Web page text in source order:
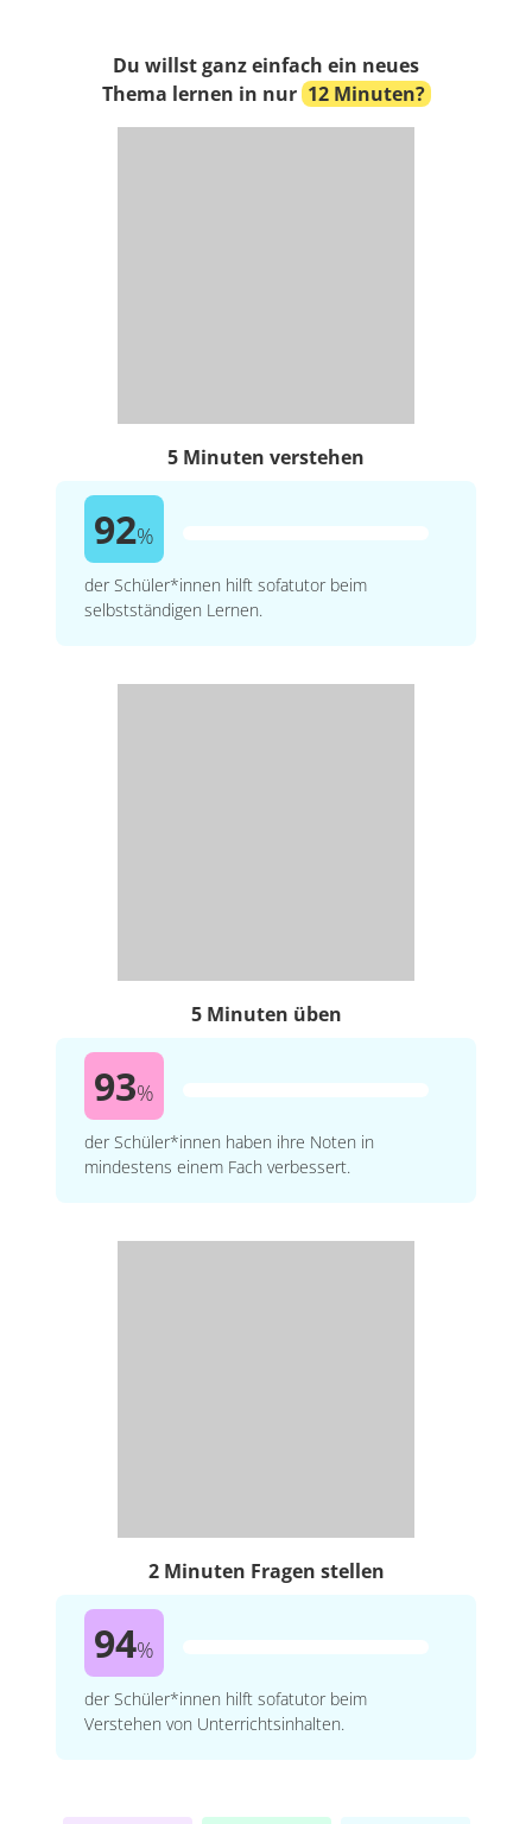
Du willst ganz einfach ein neues
Thema lernen in nur 12 Minuten?
5 Minuten verstehen
92%
der Schüler*innen hilft sofatutor beim
selbstständigen Lernen.
5 Minuten üben
93%
der Schüler*innen haben ihre Noten in
mindestens einem Fach verbessert.
2 Minuten Fragen stellen
94%
der Schüler*innen hilft sofatutor beim
Verstehen von Unterrichtsinhalten.